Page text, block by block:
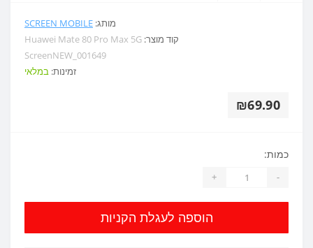
מותג: SCREEN MOBILE
קוד מוצר: Huawei Mate 80 Pro Max 5G
ScreenNEW_001649
זמינות: במלאי
₪69.90
כמות:
-
+
הוספה לעגלת הקניות